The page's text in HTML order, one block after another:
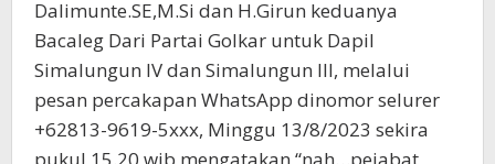
Dalimunte.SE,M.Si dan H.Girun keduanya
Bacaleg Dari Partai Golkar untuk Dapil
Simalungun IV dan Simalungun III, melalui
pesan percakapan WhatsApp dinomor selurer
+62813-9619-5xxx, Minggu 13/8/2023 sekira
pukul 15.20 wib mengatakan “nah…pejabat